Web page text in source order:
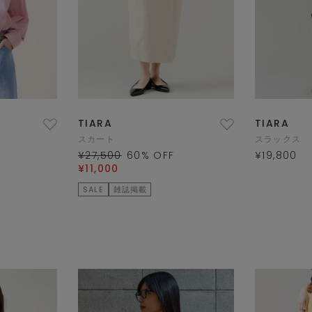
TIARA
スカート
¥27,500 60 % OFF
¥11,000
SALE 雑誌掲載
TIARA
スラックス
¥19,800